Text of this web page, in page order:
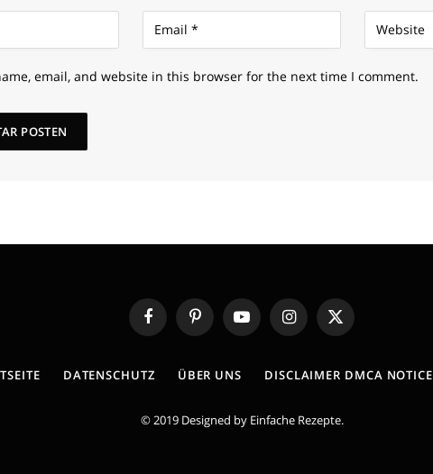
email, and website in this browser for the next time I comment.
FacebookPinterestYouTubeInstagram
X
(Twitter)
DATENSCHUTZ ÜBER UNS DISCLAIMER DMCA NOTICE
© 2019 Designed by Einfache Rezepte.